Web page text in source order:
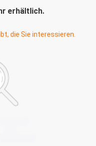
erhältlich.
die Sie interessieren.